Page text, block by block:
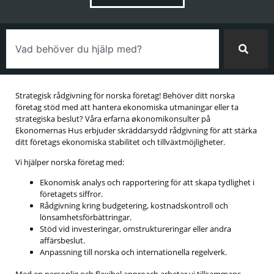
Strategisk rådgivning för norska företag! Behöver ditt norska
företag stöd med att hantera ekonomiska utmaningar eller ta
strategiska beslut? Våra erfarna økonomikonsulter på
Ekonomernas Hus erbjuder skräddarsydd rådgivning för att stärka
ditt företags ekonomiska stabilitet och tillväxtmöjligheter.
Vi hjälper norska företag med:
Ekonomisk analys och rapportering för att skapa tydlighet i
företagets siffror.
Rådgivning kring budgetering, kostnadskontroll och
lönsamhetsförbättringar.
Stöd vid investeringar, omstruktureringar eller andra
affärsbeslut.
Anpassning till norska och internationella regelverk.